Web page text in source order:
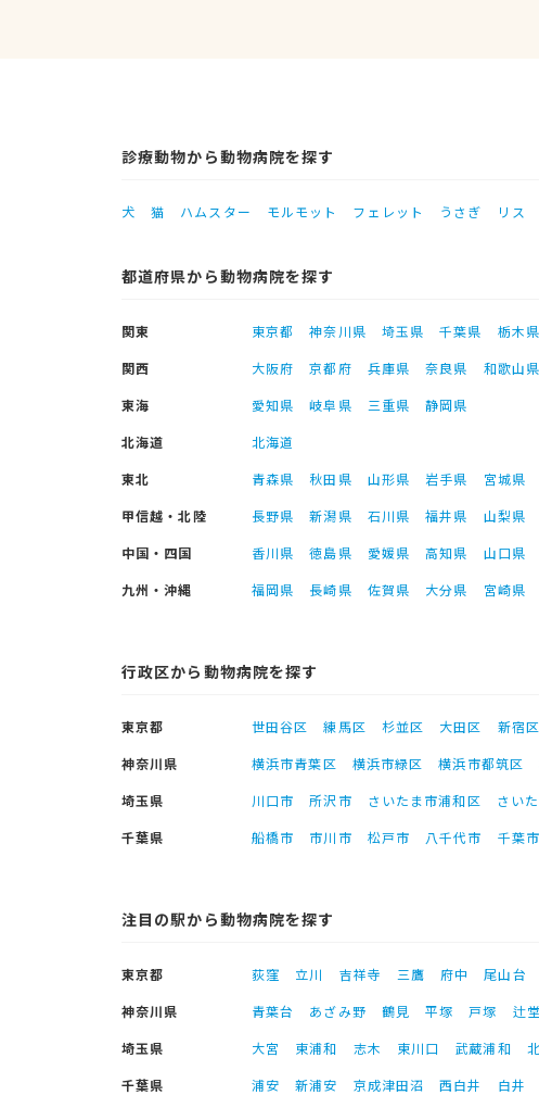
診療動物から動物病院を探す
犬 猫 ハムスター モルモット フェレット うさぎ リス
都道府県から動物病院を探す
関東 東京都 神奈川県 埼玉県 千葉県 栃木県
関西
大阪府 京都府 兵庫県 奈良県 和歌山県
東海
愛知県 岐阜県 三重県
静岡県
北海道
北海道
東北
青森県 秋田県 山形県 岩手県 宮城県
甲信越・北陸
長野県 新潟県 石川県 福井県 山梨県
中国・四国
香川県 徳島県 愛媛県 高知県 山口県
九州・沖縄
福岡県 長崎県 佐賀県 大分県 宮崎県
行政区から動物病院を探す
東京都 世田谷区 練馬区 杉並区 大田区 新宿区
神奈川県
横浜市青葉区 横浜市緑区 横浜市都筑区
埼玉県
川口市 所沢市 さいたま市浦和区 さい
千葉県
船橋市 市川市 松戸市 八千代市 千葉
注目の駅から動物病院を探す
東京都 荻窪 立川 吉祥寺 三鷹 府中 尾山台
神奈川県
青葉台 あざみ野 鶴見 平塚 戸塚 辻堂
埼玉県
大宮 東浦和 志木 東川口 武蔵浦和
千葉県
浦安 新浦安 京成津田沼 西白井 白井